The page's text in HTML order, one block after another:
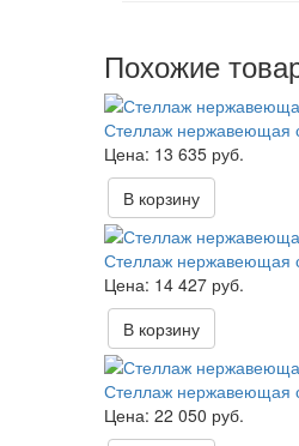
Похожие
Стеллаж нержавеющая
13 635 руб.
В корзину
Стеллаж нержавеющая
14 427 руб.
В корзину
Стеллаж нержавеющая
22 050 руб.